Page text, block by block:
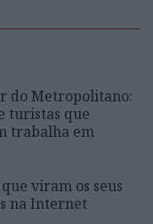
do Metropolitano:
turistas que
trabalha em
viram os seus
na Internet